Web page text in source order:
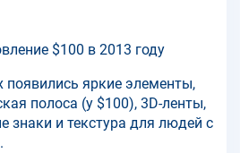
$100 в 2013 году
появились яркие элементы,
полоса (у $100), 3D-ленты,
знаки и текстура для людей с